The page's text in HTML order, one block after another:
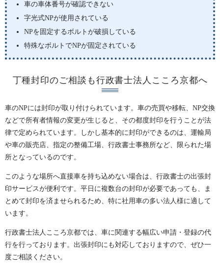
車の車体番号が確認できない
字光式NPが使用されている
NPを固定するボルトが破損している
特殊なボルトでNPが固定されている
丁種封印のご相談も行政書士法人こころ京都へ
車のNPには封印が取り付けられています。車の売買や移転、NP交換
などで所有者情報の変更が生じると、その都度封印を行うことが法
律で定められています。しかし基本的に封印ができるのは、運輸局
や車の販売店、指定の整備工場、行政書士事務所など、限られた場
所となっているのです。
このような場所へ直接車を持ち込めない場合は、行政書士の出張封
印サービスが便利です。平日に複数台の封印が必要であっても、ま
とめて封印を済ませられるため、特に社用車の多い法人様に適して
います。
行政書士法人こころ京都では、車に関連する幅広い申請・登録の代
行を行っております。出張封印にも対応しておりますので、ぜひ一
度ご相談ください。